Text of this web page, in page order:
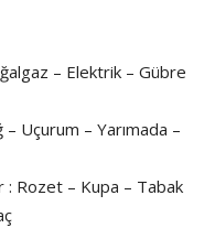
– Elektrik – Gübre
Uçurum – Yarımada –
Rozet – Kupa – Tabak